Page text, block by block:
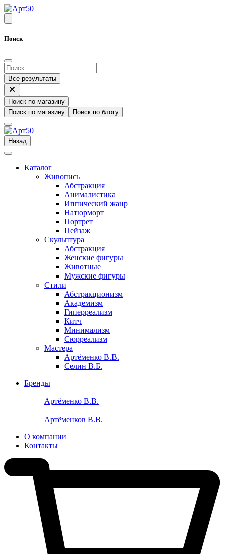
Поиск
Все результаты
Поиск по магазину
Поиск по магазину
Поиск по блогу
Назад
Каталог
Живопись
Абстракция
Анималистика
Иппический жанр
Натюрморт
Портрет
Пейзаж
Скульптура
Абстракция
Женские фигуры
Животные
Мужские фигуры
Стили
Абстракционизм
Академизм
Гиперреализм
Китч
Минимализм
Сюрреализм
Мастера
Артёменко В.В.
Селин В.Б.
Бренды
Артёменко В.В.
Артёменков В.В.
О компании
Контакты